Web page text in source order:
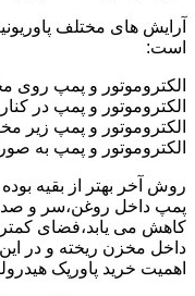
آرایش های مختلف
است:
الکتروموتور و پمپ روی
الکتروموتور و پمپ در
الکتروموتور و پمپ زیر
الکتروموتور و پمپ به
روش آخر بهتر از بقیه
پمپ داخل روغن،سر و
کاهش می یابد،فضای
داخل مخزن ریخته و در
اهمیت خرید پاورپک